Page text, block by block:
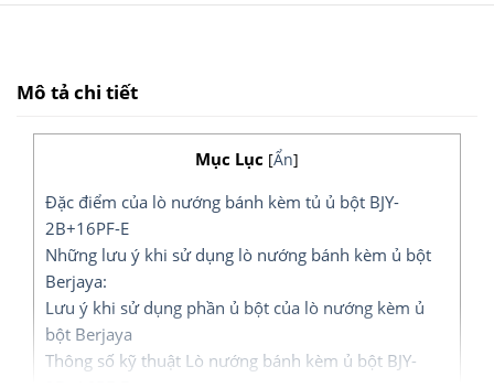
Mô tả chi tiết
Mục Lục [Ẩn]
Đặc điểm của lò nướng bánh kèm tủ ủ bột BJY-
2B+16PF-E
Những lưu ý khi sử dụng lò nướng bánh kèm ủ bột
Berjaya:
Lưu ý khi sử dụng phần ủ bột của lò nướng kèm ủ
bột Berjaya
Thông số kỹ thuật Lò nướng bánh kèm ủ bột BJY-